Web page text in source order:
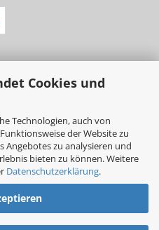
Cookies und
Technologien, auch von
der Website zu
Angebotes zu analysieren und
bieten zu können. Weitere
Datenschutzerklärung.